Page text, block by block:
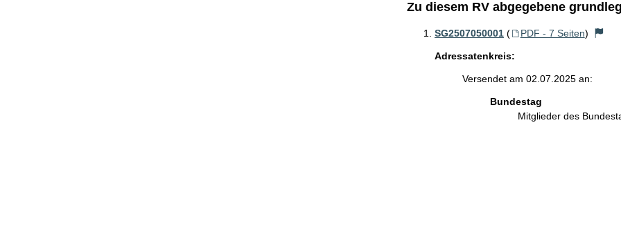
Zu diesem RV abgegebene
SG2507050001 ( PDF - 7 Seiten)
Adressatenkreis:
Versendet am 02.07.2025 an:
Bundestag
Mitglieder des